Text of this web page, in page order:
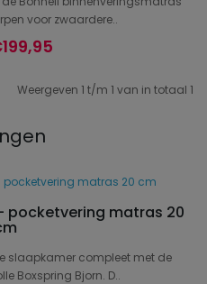
voor zwaardere..
Weergeven 1 t/m 1 van in totaal 1
pocketvering matras 20
slaapkamer compleet met de
Boxspring Bjorn. D..